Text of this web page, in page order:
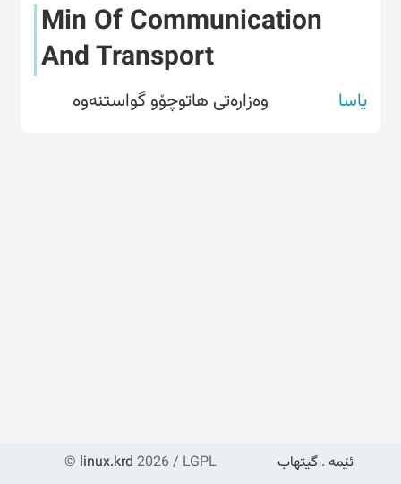
Min Of Communication
And Transport
یاسا وەزارەتی هاتوچۆو گواستنەوە
© linux.krd 2026 / LGPL ئێمە . گیتهاب